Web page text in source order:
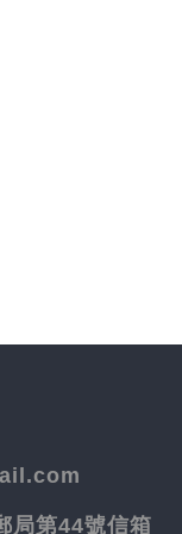
局第44號信箱